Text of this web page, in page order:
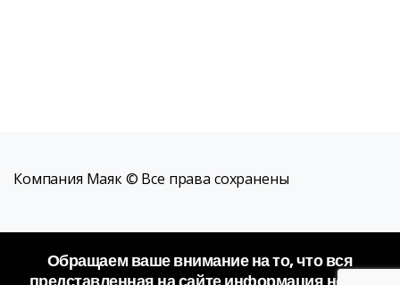
Компания Маяк © Все права сохранены
Обращаем ваше внимание на то, что вся